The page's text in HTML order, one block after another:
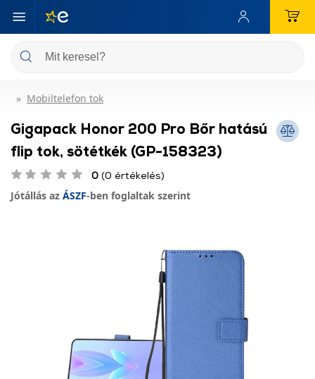
Mobiltelefon tok
Gigapack Honor 200 Pro Bőr hatású
flip tok, sötétkék (GP-158323)
0 (0 értékelés)
Jótállás az ÁSZF-ben foglaltak szerint